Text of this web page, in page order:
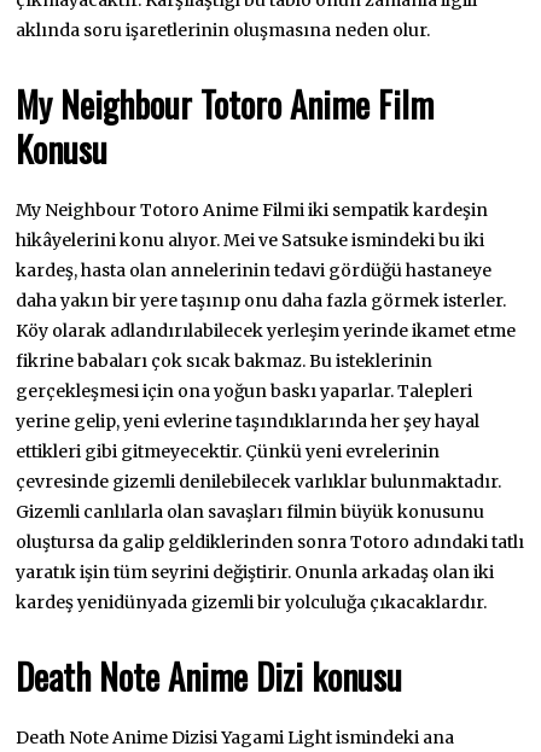
aklında soru işaretlerinin oluşmasına neden olur.
My Neighbour Totoro Anime Film
Konusu
My Neighbour Totoro Anime Filmi iki sempatik kardeşin
hikâyelerini konu alıyor. Mei ve Satsuke ismindeki bu iki
kardeş, hasta olan annelerinin tedavi gördüğü hastaneye
daha yakın bir yere taşınıp onu daha fazla görmek isterler.
Köy olarak adlandırılabilecek yerleşim yerinde ikamet etme
fikrine babaları çok sıcak bakmaz. Bu isteklerinin
gerçekleşmesi için ona yoğun baskı yaparlar. Talepleri
yerine gelip, yeni evlerine taşındıklarında her şey hayal
ettikleri gibi gitmeyecektir. Çünkü yeni evrelerinin
çevresinde gizemli denilebilecek varlıklar bulunmaktadır.
Gizemli canlılarla olan savaşları filmin büyük konusunu
oluştursa da galip geldiklerinden sonra Totoro adındaki tatlı
yaratık işin tüm seyrini değiştirir. Onunla arkadaş olan iki
kardeş yenidünyada gizemli bir yolculuğa çıkacaklardır.
Death Note Anime Dizi konusu
Death Note Anime Dizisi Yagami Light ismindeki ana